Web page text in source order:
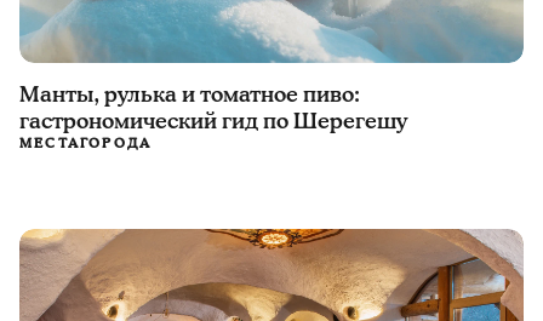
Манты, рулька и томатное пиво:
гастрономический гид по Шерегешу
МЕСТАГОРОДА